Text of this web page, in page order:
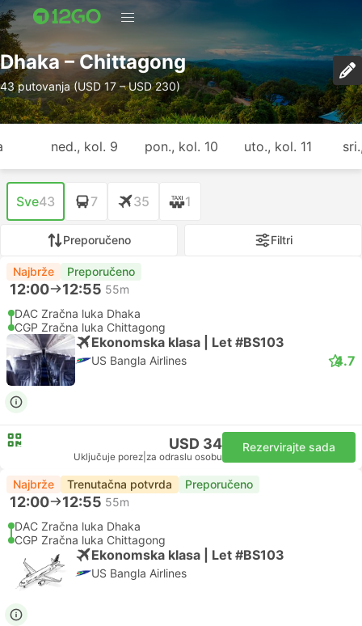
Dhaka – Chittagong
43 putovanja (USD 17 – USD 230)
ned., kol. 9 pon., kol. 10 uto., kol. 11
Sve43 7 35 1
Preporučeno Filtri
Najbrže Preporučeno
12:00 12:55 55m
DAC Zračna luka Dhaka
CGP Zračna luka Chittagong
Ekonomska klasa | Let #BS103
US Bangla Airlines 4.7
USD 34
Uključuje porez za odraslu osobu
Rezervirajte sada
Najbrže Trenutačna potvrda Preporučeno
12:00 12:55 55m
DAC Zračna luka Dhaka
CGP Zračna luka Chittagong
Ekonomska klasa | Let #BS103
US Bangla Airlines